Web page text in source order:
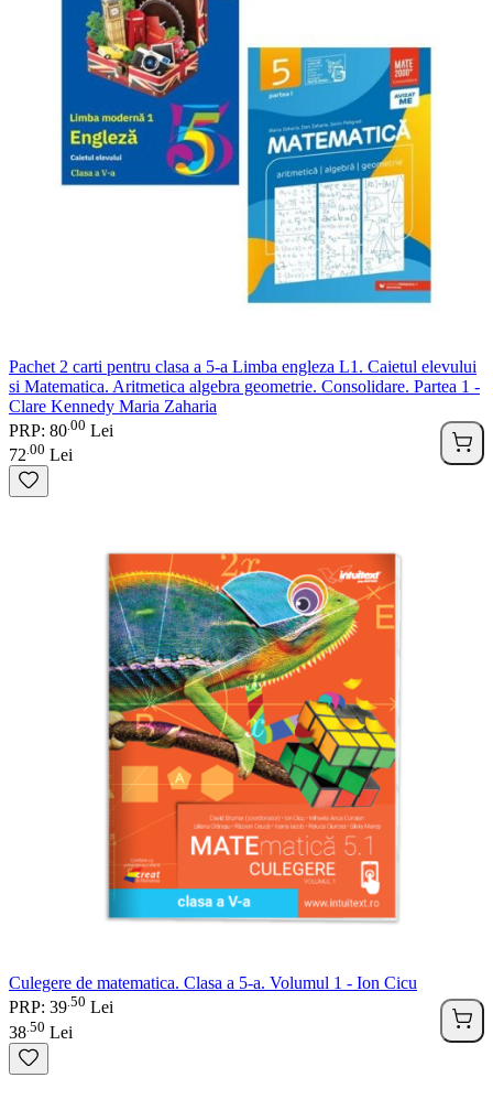
Pachet 2 carti pentru clasa a 5-a Limba engleza L1. Caietul elevului
si Matematica. Aritmetica algebra geometrie. Consolidare. Partea 1 -
Clare Kennedy Maria Zaharia
PRP: 80 00 Lei
72 00 Lei
Culegere de matematica. Clasa a 5-a. Volumul 1 - Ion Cicu
PRP: 39 50 Lei
38 50 Lei